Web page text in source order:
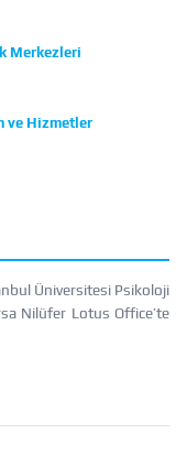
Merkezleri
ve Hizmetler
Üniversitesi Psikoloji
Nilüfer Lotus Office’te